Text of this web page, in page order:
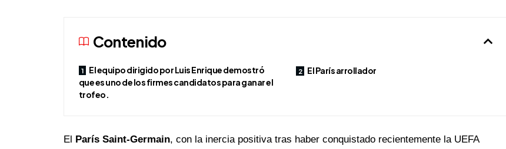
Contenido
El equipo dirigido por Luis Enrique demostró
que es uno de los firmes candidatos para ganar el
trofeo.
El París arrollador
El París Saint-Germain, con la inercia positiva tras haber conquistado recientemente la UEFA